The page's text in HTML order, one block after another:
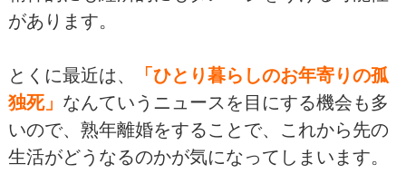
があります。
とくに最近は、
「ひとり暮らしのお年寄りの孤
独死」 なんていうニュースを目にする機会も多
いので、熟年離婚をすることで、これから先の
生活がどうなるのかが気になってしまいます。